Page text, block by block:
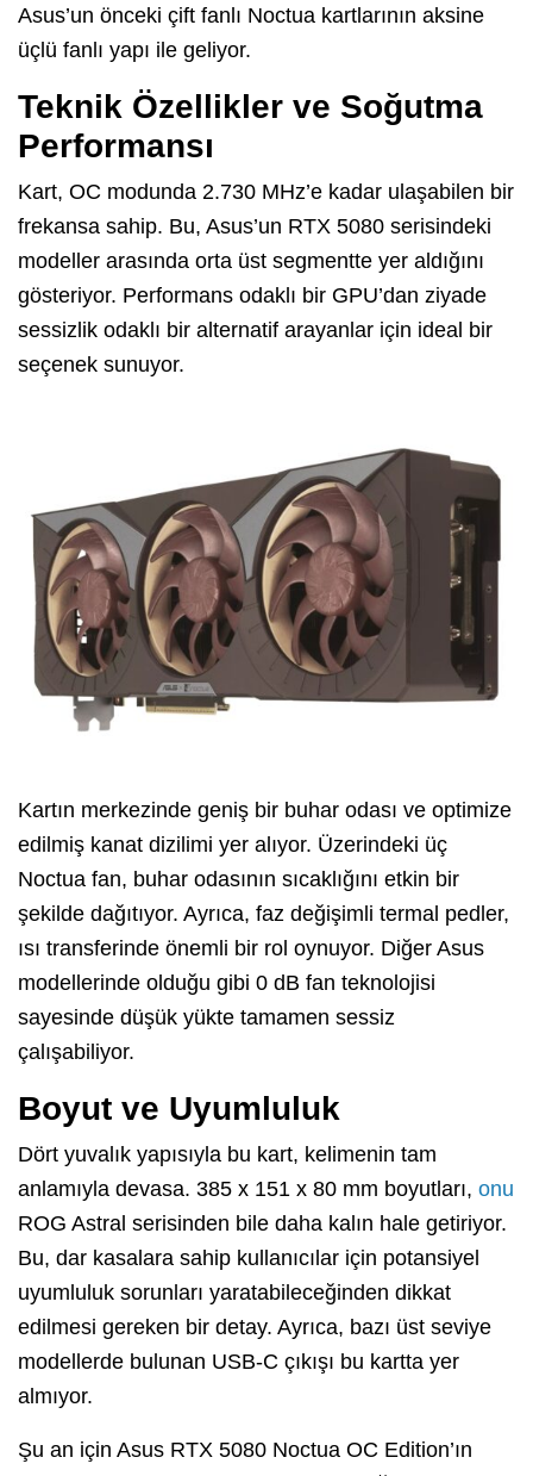
Asus’un önceki çift fanlı Noctua kartlarının aksine
üçlü fanlı yapı ile geliyor.
Teknik Özellikler ve Soğutma
Performansı
Kart, OC modunda 2.730 MHz’e kadar ulaşabilen bir
frekansa sahip. Bu, Asus’un RTX 5080 serisindeki
modeller arasında orta üst segmentte yer aldığını
gösteriyor. Performans odaklı bir GPU’dan ziyade
sessizlik odaklı bir alternatif arayanlar için ideal bir
seçenek sunuyor.
Kartın merkezinde geniş bir buhar odası ve optimize
edilmiş kanat dizilimi yer alıyor. Üzerindeki üç
Noctua fan, buhar odasının sıcaklığını etkin bir
şekilde dağıtıyor. Ayrıca, faz değişimli termal pedler,
ısı transferinde önemli bir rol oynuyor. Diğer Asus
modellerinde olduğu gibi 0 dB fan teknolojisi
sayesinde düşük yükte tamamen sessiz
çalışabiliyor.
Boyut ve Uyumluluk
Dört yuvalık yapısıyla bu kart, kelimenin tam
anlamıyla devasa. 385 x 151 x 80 mm boyutları, onu
ROG Astral serisinden bile daha kalın hale getiriyor.
Bu, dar kasalara sahip kullanıcılar için potansiyel
uyumluluk sorunları yaratabileceğinden dikkat
edilmesi gereken bir detay. Ayrıca, bazı üst seviye
modellerde bulunan USB-C çıkışı bu kartta yer
almıyor.
Şu an için Asus RTX 5080 Noctua OC Edition’ın